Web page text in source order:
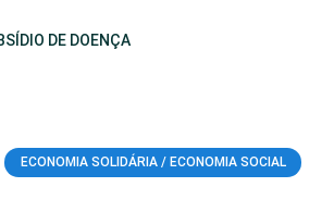
DE DOENÇA
ECONOMIA SOLIDÁRIA / ECONOMIA SOCIAL